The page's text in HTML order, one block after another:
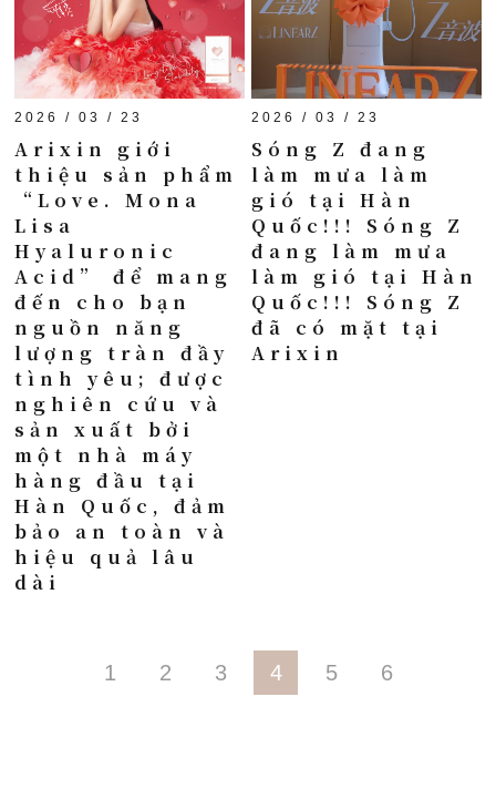
2026 / 03 / 23
Arixin giới
thiệu sản phẩm
“Love. Mona
Lisa
Hyaluronic
Acid” để mang
đến cho bạn
nguồn năng
lượng tràn đầy
tình yêu; được
nghiên cứu và
sản xuất bởi
một nhà máy
hàng đầu tại
Hàn Quốc, đảm
bảo an toàn và
hiệu quả lâu
dài
2026 / 03 / 23
Sóng Z đang
làm mưa làm
gió tại Hàn
Quốc!!! Sóng Z
đang làm mưa
làm gió tại Hàn
Quốc!!! Sóng Z
đã có mặt tại
Arixin
1 2 3 4 5 6